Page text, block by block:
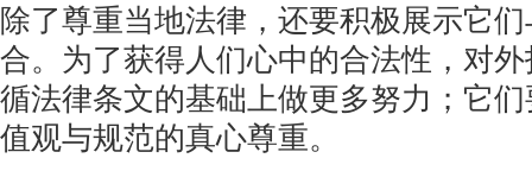
除了尊重当地法律，还要积极展示它
合。为了获得人们心中的合法性，对
循法律条文的基础上做更多努力；它
值观与规范的真心尊重。